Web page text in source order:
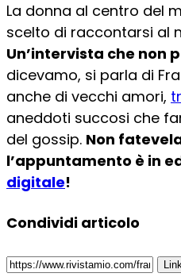
La donna al centro del
scelto di raccontarsi al
Un’intervista che non
dicevamo, si parla di
anche di vecchi amori,
aneddoti succosi che
del gossip. Non
l’appuntamento è in
digitale!
Condividi articolo